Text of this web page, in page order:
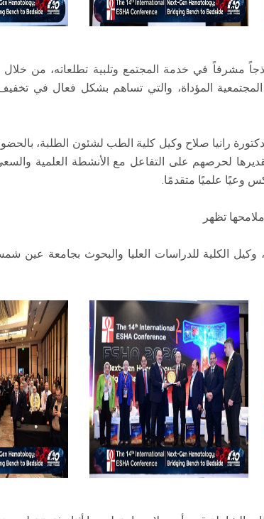
مشرفاً في خدمة المجتمع وتلبية تطلعاته، من
المؤداة، والتي تساهم بشكل فعال في
رانيا صلاح وكيل كلية الطب لشئون الطلبة،
لحرصهم على التفاعل مع الأنشطة العلمية
وعيًا علميًا متقدمًا.
تظهر
الكلية للدراسات العليا والبحوث بجامعة عين